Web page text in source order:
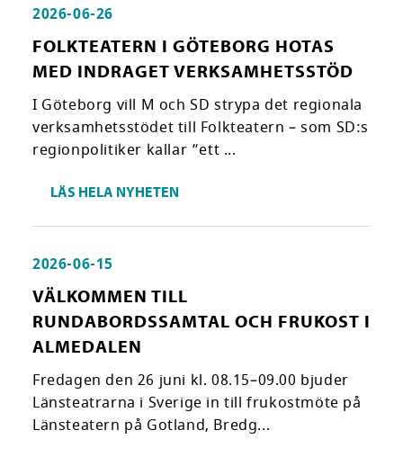
2026-06-26
FOLKTEATERN I GÖTEBORG HOTAS
MED INDRAGET VERKSAMHETSSTÖD
I Göteborg vill M och SD strypa det regionala
verksamhetsstödet till Folkteatern – som SD:s
regionpolitiker kallar ”ett ...
LÄS HELA NYHETEN
2026-06-15
VÄLKOMMEN TILL
RUNDABORDSSAMTAL OCH FRUKOST I
ALMEDALEN
Fredagen den 26 juni kl. 08.15–09.00 bjuder
Länsteatrarna i Sverige in till frukostmöte på
Länsteatern på Gotland, Bredg...